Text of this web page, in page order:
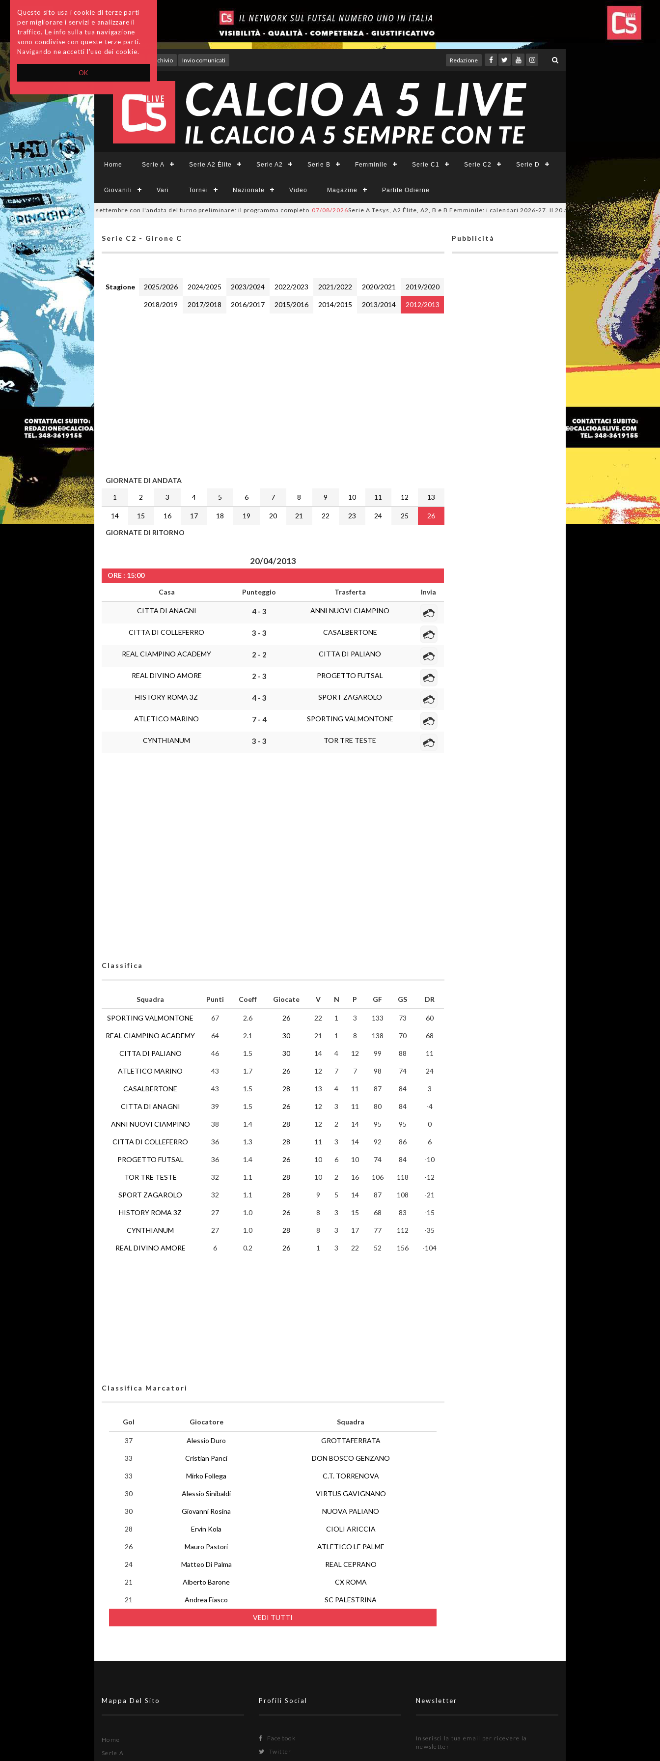
OK
Questo sito usa i cookie di terze parti
per migliorare i servizi e analizzare il
traffico. Le info sulla tua navigazione
sono condivise con queste terze parti.
Navigando ne accetti l'uso dei cookie.
Archivio Invio comunicati Redazione
Home Serie A Serie A2 Élite Serie A2 Serie B Femminile Serie C1 Serie C2 Serie D
Giovanili Vari Tornei Nazionale Video Magazine Partite Odierne
Divisione, si parte il 19 settembre con l'andata del turno preliminare: il programma completo 07/08/2026Serie A Tesys, A2 Élite, A2, B e B Femminile: i calendari 2026-27. Il 20 agosto la presentazione della Serie A
Serie C2 - Girone C
Stagione 2025/2026 2024/2025 2023/2024 2022/2023 2021/2022 2020/2021 2019/2020
2018/2019 2017/2018 2016/2017 2015/2016 2014/2015 2013/2014 2012/2013
GIORNATE DI ANDATA
1
2 3 4 5 6 7 8 9 10 11 12 13
14 15 16 17 18 19 20 21 22 23 24 25
26
GIORNATE DI RITORNO
20/04/2013
ORE : 15:00
Casa
Punteggio Trasferta Invia
CITTA DI ANAGNI 4 - 3 ANNI NUOVI CIAMPINO
CITTA DI COLLEFERRO 3 - 3 CASALBERTONE
REAL CIAMPINO ACADEMY 2 - 2 CITTA DI PALIANO
REAL DIVINO AMORE 2 - 3 PROGETTO FUTSAL
HISTORY ROMA 3Z 4 - 3 SPORT ZAGAROLO
ATLETICO MARINO 7 - 4 SPORTING VALMONTONE
CYNTHIANUM 3 - 3 TOR TRE TESTE
Classifica
Squadra
SPORTING VALMONTONE
REAL CIAMPINO ACADEMY
CITTA DI PALIANO
ATLETICO MARINO
CASALBERTONE
CITTA DI ANAGNI
ANNI NUOVI CIAMPINO
CITTA DI COLLEFERRO
PROGETTO FUTSAL
TOR TRE TESTE
SPORT ZAGAROLO
HISTORY ROMA 3Z
CYNTHIANUM
REAL DIVINO AMORE
Punti Coeff Giocate V N P GF GS DR
67 2.6 26 22 1 3 133 73 60
64 2.1 30 21 1 8 138 70 68
46 1.5 30 14 4 12 99 88 11
43 1.7 26 12 7 7 98 74 24
43 1.5 28 13 4 11 87 84 3
39 1.5 26 12 3 11 80 84 -4
38 1.4 28 12 2 14 95 95 0
36 1.3 28 11 3 14 92 86 6
36 1.4 26 10 6 10 74 84 -10
32 1.1 28 10 2 16 106 118 -12
32 1.1 28 9 5 14 87 108 -21
27 1.0 26 8 3 15 68 83 -15
27 1.0 28 8 3 17 77 112 -35
6 0.2 26 1 3 22 52 156 -104
Classifica Marcatori
Gol Giocatore Squadra
VEDI TUTTI
37 Alessio Duro GROTTAFERRATA
33 Cristian Panci DON BOSCO GENZANO
33 Mirko Follega C.T. TORRENOVA
30 Alessio Sinibaldi VIRTUS GAVIGNANO
30 Giovanni Rosina NUOVA PALIANO
28 Ervin Kola CIOLI ARICCIA
26 Mauro Pastori ATLETICO LE PALME
24 Matteo Di Palma REAL CEPRANO
21 Alberto Barone CX ROMA
21 Andrea Fiasco SC PALESTRINA
Pubblicità
Mappa Del Sito
Home
Serie A
Profili Social
Facebook
Twitter
Newsletter
Inserisci la tua email per ricevere la
newsletter